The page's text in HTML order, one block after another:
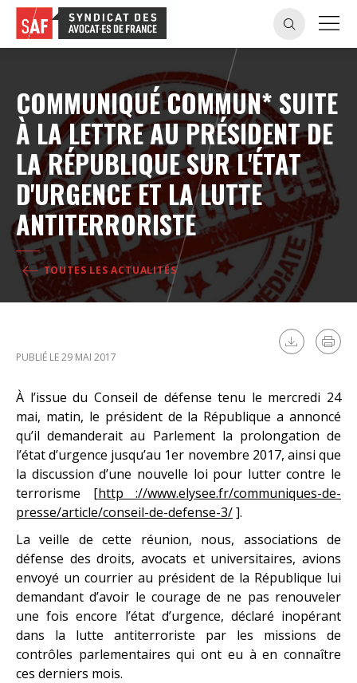
COMMUNIQUÉ COMMUN* SUITE
À LA LETTRE AU PRÉSIDENT DE
LA RÉPUBLIQUE SUR L'ÉTAT
D'URGENCE ET LA LUTTE
ANTITERRORISTE
TOUTES LES ACTUALITÉS
PUBLIÉ LE 29 MAI 2017
À l’issue du Conseil de défense tenu le mercredi 24
mai, matin, le président de la République a annoncé
qu’il demanderait au Parlement la prolongation de
l’état d’urgence jusqu’au 1er novembre 2017, ainsi que
la discussion d’une nouvelle loi pour lutter contre le
terrorisme [http ://www.elysee.fr/communiques-de-
presse/article/conseil-de-defense-3/].
La veille de cette réunion, nous, associations de
défense des droits, avocats et universitaires, avions
envoyé un courrier au président de la République lui
demandant d’avoir le courage de ne pas renouveler
une fois encore l’état d’urgence, déclaré inopérant
dans la lutte antiterroriste par les missions de
contrôles parlementaires qui ont eu à en connaître
ces derniers mois.